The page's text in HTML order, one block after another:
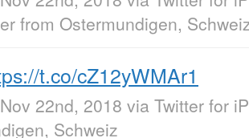
from Ostermundigen,
t.co/cZ12yWMAr1
22nd, 2018 via Twitter for
Schweiz